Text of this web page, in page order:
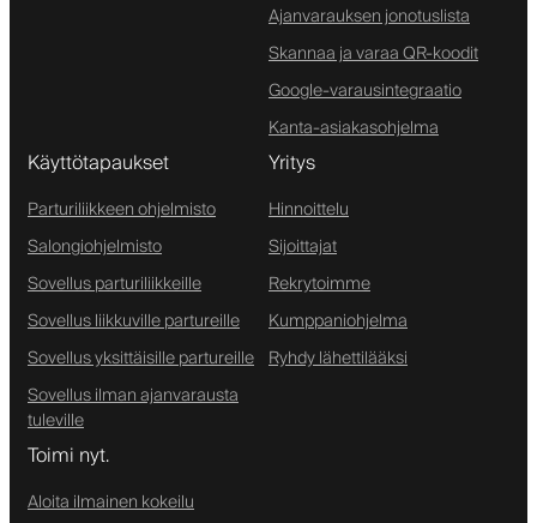
Ajanvarauksen jonotuslista
Skannaa ja varaa QR-koodit
Google-varausintegraatio
Kanta-asiakasohjelma
Käyttötapaukset
Parturiliikkeen ohjelmisto
Salongiohjelmisto
Sovellus parturiliikkeille
Sovellus liikkuville partureille
Sovellus yksittäisille partureille
Sovellus ilman ajanvarausta
tuleville
Yritys
Hinnoittelu
Sijoittajat
Rekrytoimme
Kumppaniohjelma
Ryhdy lähettilääksi
Toimi nyt.
Aloita ilmainen kokeilu